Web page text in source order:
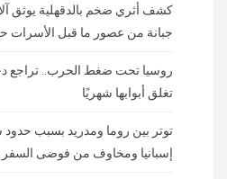
كشف أثري ضخم بالدقهلية يوثق
جبانة من عصور ما قبل الأسرات
روسيا تحت ضغط الحرب.. تراجع
تغلق أبوابها شهريًا
توتر بين روما ومدريد بسبب حدود
إسبانيا ومخاوف من فوضى